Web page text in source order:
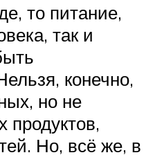
то питание,
так и
конечно,
но не
продуктов,
Но, всё же, в